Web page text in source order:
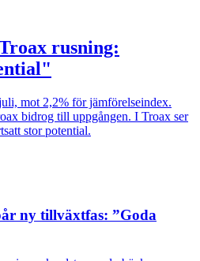
rusning:
mot 2,2% för jämförelseindex.
bidrog till uppgången. I Troax ser
stor potential.
ny tillväxtfas: ”Goda